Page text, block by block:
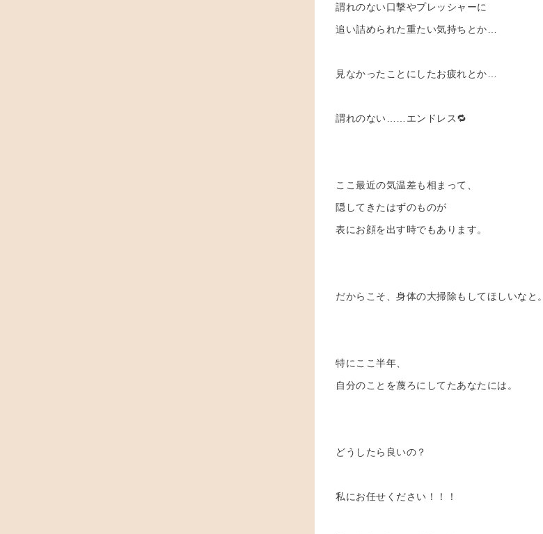
謂れのない口撃やプレッシャーに
追い詰められた重たい気持ちとか…
見なかったことにしたお疲れとか…
謂れのない……エンドレス🔁
ここ最近の気温差も相まって、
隠してきたはずのものが
表にお顔を出す時でもあります。
だからこそ、身体の大掃除もしてほしいなと。
特にここ半年、
自分のことを蔑ろにしてたあなたには。
どうしたら良いの？
私にお任せください！！！